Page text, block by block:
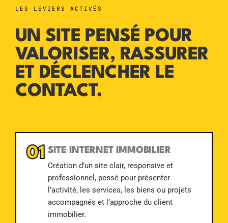
LES LEVIERS ACTIVÉS
UN SITE PENSÉ POUR
VALORISER, RASSURER
ET DÉCLENCHER LE
CONTACT.
01 SITE INTERNET IMMOBILIER
Création d’un site clair, responsive et
professionnel, pensé pour présenter
l’activité, les services, les biens ou projets
accompagnés et l’approche du client
immobilier.